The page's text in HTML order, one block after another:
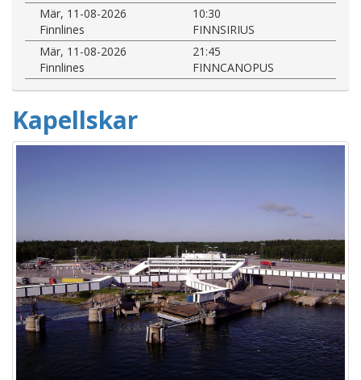
Mär, 11-08-2026
10:30
Finnlines
FINNSIRIUS
Mär, 11-08-2026
21:45
Finnlines
FINNCANOPUS
Kapellskar